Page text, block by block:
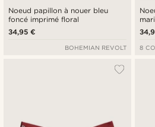
Noeud papillon à nouer bleu
foncé imprimé floral
34,95 €
BOHEMIAN REVOLT 8